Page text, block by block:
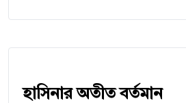
হাসিনার অতীত বর্তমান